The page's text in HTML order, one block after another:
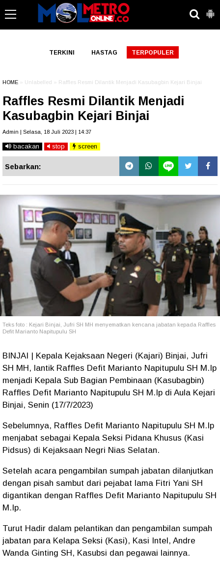
TERKINI HASTAG TERPOPULER
HOME » Unlabelled » Raffles Resmi Dilantik Menjadi Kasubagbin Kejari Binjai
Raffles Resmi Dilantik Menjadi
Kasubagbin Kejari Binjai
Admin | Selasa, 18 Juli 2023 | 14:37
bacakan stop screen
Sebarkan:
Teks foto : Kejari Binjai, Jufri SH MH menyematkan kencana jabatan kepada Raffles
Defit Marianto Napitupulu SH
BINJAI | Kepala Kejaksaan Negeri (Kajari) Binjai, Jufri
SH MH, lantik Raffles Defit Marianto Napitupulu SH M.Ip
menjadi Kepala Sub Bagian Pembinaan (Kasubagbin)
Raffles Defit Marianto Napitupulu SH M.Ip di Aula Kejari
Binjai, Senin (17/7/2023)
Sebelumnya, Raffles Defit Marianto Napitupulu SH M.Ip
menjabat sebagai Kepala Seksi Pidana Khusus (Kasi
Pidsus) di Kejaksaan Negri Nias Selatan.
Setelah acara pengambilan sumpah jabatan dilanjutkan
dengan pisah sambut dari pejabat lama Fitri Yani SH
digantikan dengan Raffles Defit Marianto Napitupulu SH
M.Ip.
Turut Hadir dalam pelantikan dan pengambilan sumpah
jabatan para Kelapa Seksi (Kasi), Kasi Intel, Andre
Wanda Ginting SH, Kasubsi dan pegawai lainnya.